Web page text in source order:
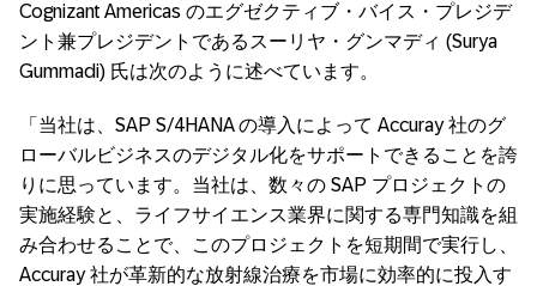
Cognizant Americas のエグゼクティブ・バイス・プレジデ
ント兼プレジデントであるスーリヤ・グンマディ (Surya
Gummadi) 氏は次のように述べています。
「当社は、SAP S/4HANA の導入によって Accuray 社のグ
ローバルビジネスのデジタル化をサポートできることを誇
りに思っています。当社は、数々の SAP プロジェクトの
実施経験と、ライフサイエンス業界に関する専門知識を組
み合わせることで、このプロジェクトを短期間で実行し、
Accuray 社が革新的な放射線治療を市場に効率的に投入す